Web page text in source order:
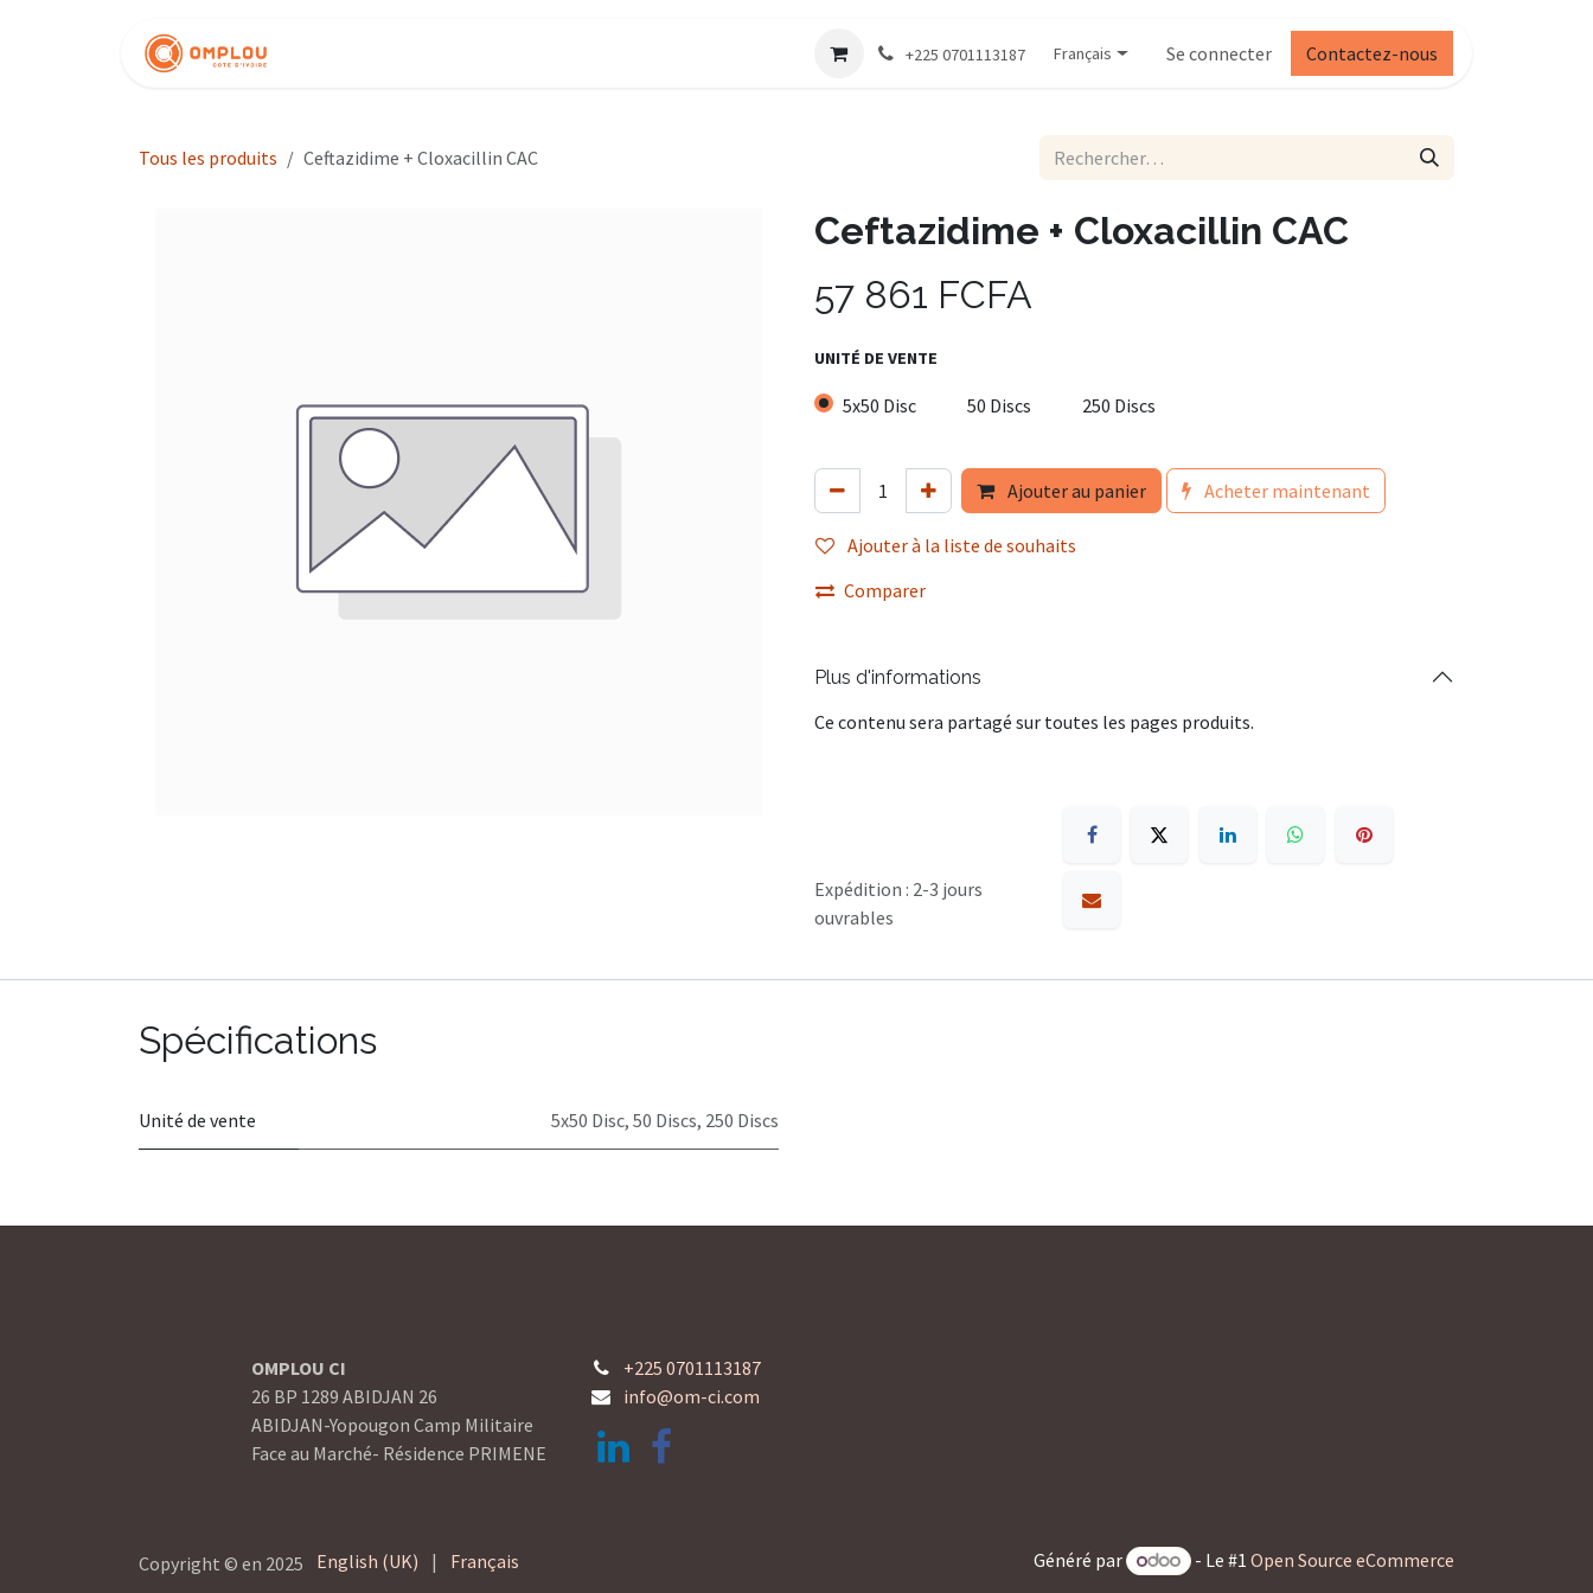
+225 0701113187 Français Se connecter Contactez-nous
Tous les produits Ceftazidime + Cloxacillin CAC
Ceftazidime + Cloxacillin CAC
57 861 FCFA
UNITÉ DE VENTE
5x50 Disc 50 Discs 250 Discs
Ajouter au panier Acheter maintenant
Ajouter à la liste de souhaits
Comparer
Plus d'informations
Ce contenu sera partagé sur toutes les pages produits.
Expédition : 2-3 jours
ouvrables
Spécifications
Unité de vente 5x50 Disc, 50 Discs, 250 Discs
OMPLOU CI
26 BP 1289 ABIDJAN 26
ABIDJAN-Yopougon Camp Militaire
Face au Marché- Résidence PRIMENE
+225 0701113187
info@om-ci.com
Copyright © en 2025 English (UK) | Français Généré par - Le #1 Open Source eCommerce